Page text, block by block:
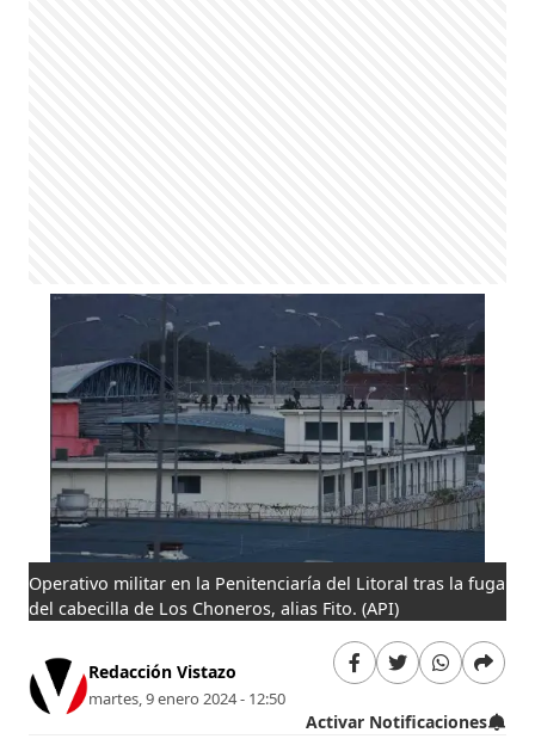
Operativo militar en la Penitenciaría del Litoral tras la fuga
del cabecilla de Los Choneros, alias Fito. (API)
Redacción Vistazo
martes, 9 enero 2024 - 12:50
Activar Notificaciones